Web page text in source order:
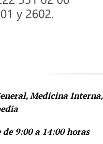
Medicina Interna,
9:00 a 14:00 horas